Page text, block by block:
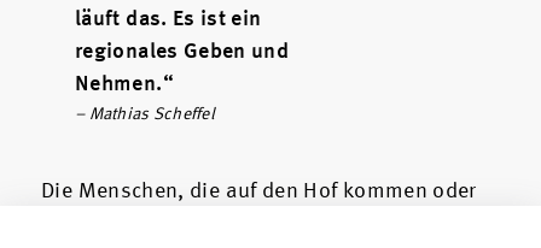
läuft das. Es ist ein
regionales Geben und
Nehmen.“
– Mathias Scheffel
Die Menschen, die auf den Hof kommen oder